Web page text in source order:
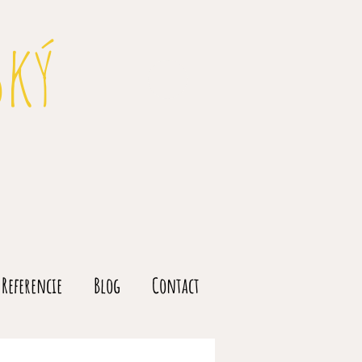
Referencie Blog Contact